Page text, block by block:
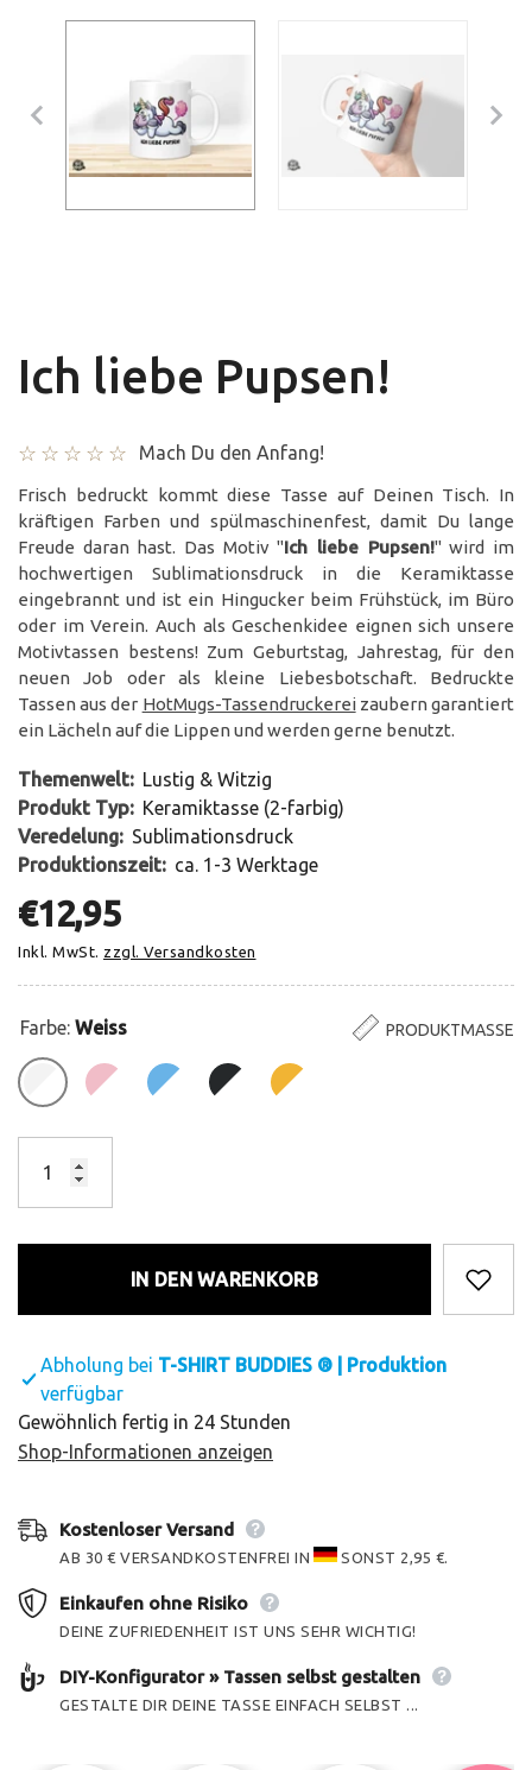
Ich liebe Pupsen!
Mach Du den Anfang!
Frisch bedruckt kommt diese Tasse auf Deinen Tisch. In
kräftigen Farben und spülmaschinenfest, damit Du lange
Freude daran hast. Das Motiv "Ich liebe Pupsen!" wird im
hochwertigen Sublimationsdruck in die Keramiktasse
eingebrannt und ist ein Hingucker beim Frühstück, im Büro
oder im Verein. Auch als Geschenkidee eignen sich unsere
Motivtassen bestens! Zum Geburtstag, Jahrestag, für den
neuen Job oder als kleine Liebesbotschaft. Bedruckte
Tassen aus der HotMugs-Tassendruckereizaubern garantiert
ein Lächeln auf die Lippen und werden gerne benutzt.
Themenwelt: Lustig & Witzig
Produkt Typ: Keramiktasse (2-farbig)
Veredelung: Sublimationsdruck
Produktionszeit: ca. 1-3 Werktage
€12,95
Inkl. MwSt. zzgl. Versandkosten
Farbe: Weiss PRODUKTMASSE
IN DEN WARENKORB
Abholung bei T-SHIRT BUDDIES ® | Produktion
verfügbar
Gewöhnlich fertig in 24 Stunden
Shop-Informationen anzeigen
Kostenloser Versand
AB 30 € VERSANDKOSTENFREI IN SONST 2,95 €.
Einkaufen ohne Risiko
DEINE ZUFRIEDENHEIT IST UNS SEHR WICHTIG!
DIY-Konfigurator » Tassen selbst gestalten
GESTALTE DIR DEINE TASSE EINFACH SELBST ...